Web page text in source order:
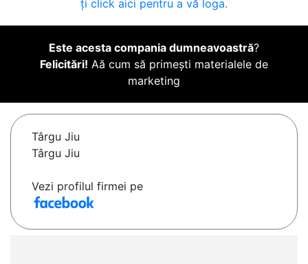
ți click aici pentru a vă loga.
Este acesta compania dumneavoastră?
Felicitări! Aă cum să primești materialele de
marketing
Târgu Jiu
Târgu Jiu
Vezi profilul firmei pe